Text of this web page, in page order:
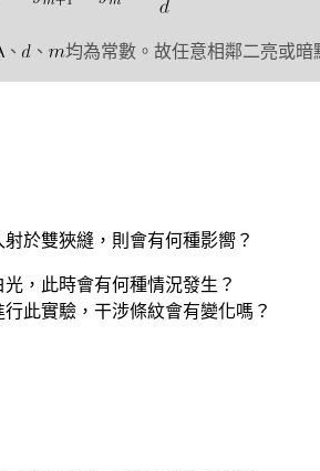
、 、 均為常數。故任意相鄰二亮或
於雙狹縫，則會有何種影嚮？
，此時會有何種情況發生？
此實驗，干涉條紋會有變化嗎？